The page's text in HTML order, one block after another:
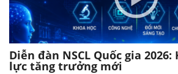
Diễn đàn NSCL Quốc gia
lực tăng trưởng mới